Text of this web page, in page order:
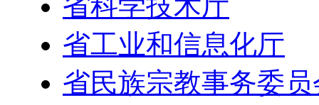
省科学技术厅
省工业和信息化厅
省民族宗教事务委员